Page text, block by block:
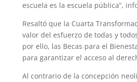
escuela es la escuela pública”,
Resaltó que la Cuarta
valor del esfuerzo de todas y
por ello, las Becas para el
para garantizar el acceso al
Al contrario de la concepción